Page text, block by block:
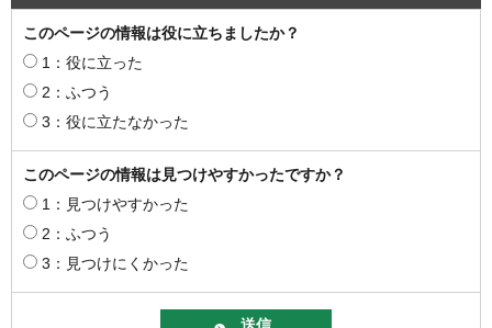
このページの情報は役に立ちましたか？
1：役に立った
2：ふつう
3：役に立たなかった
このページの情報は見つけやすかったですか？
1：見つけやすかった
2：ふつう
3：見つけにくかった